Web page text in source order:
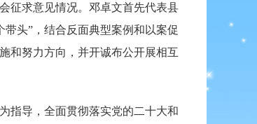
征求意见情况。邓卓文首先代表县
头”，结合反面典型案例和以案促
和努力方向，并开诚布公开展相互
指导，全面贯彻落实党的二十大和